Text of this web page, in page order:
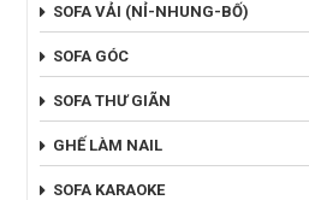
SOFA VẢI (NỈ-NHUNG-BỐ)
SOFA GÓC
SOFA THƯ GIÃN
GHẾ LÀM NAIL
SOFA KARAOKE